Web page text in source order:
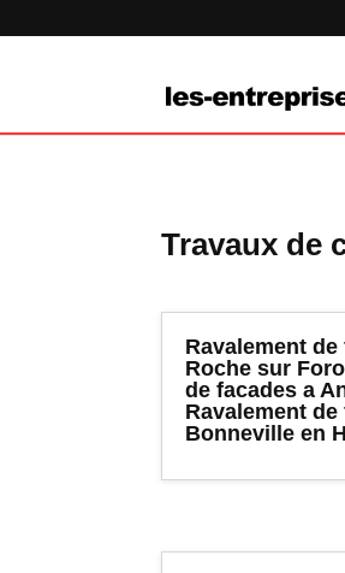
Travaux de
Ravalement de
Roche sur
de facades a
Ravalement de
Bonneville en